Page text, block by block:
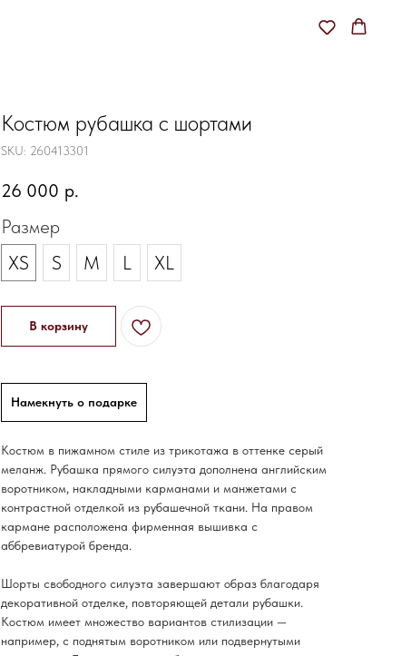
Костюм рубашка с шортами
SKU: 260413301
26 000 р.
Размер
XS
S M L XL
В корзину
Намекнуть о подарке
Костюм в пижамном стиле из трикотажа в оттенке серый
меланж. Рубашка прямого силуэта дополнена английским
воротником, накладными карманами и манжетами с
контрастной отделкой из рубашечной ткани. На правом
кармане расположена фирменная вышивка с
аббревиатурой бренда.
Шорты свободного силуэта завершают образ благодаря
декоративной отделке, повторяющей детали рубашки.
Костюм имеет множество вариантов стилизации —
например, с поднятым воротником или подвернутыми